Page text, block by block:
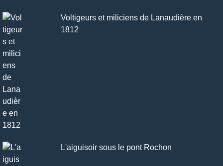
Voltigeurs et miliciens de Lanaudière en
1812
L'aiguisoir sous le pont Rochon